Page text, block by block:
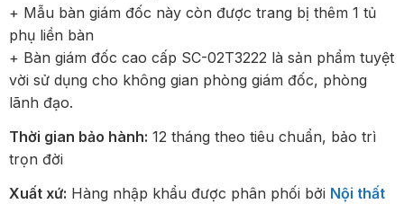
+ Mẫu bàn giám đốc này còn được trang bị thêm 1 tủ
phụ liền bàn
+ Bàn giám đốc cao cấp SC-02T3222 là sản phẩm tuyệt
vời sử dụng cho không gian phòng giám đốc, phòng
lãnh đạo.
Thời gian bảo hành: 12 tháng theo tiêu chuẩn, bảo trì
trọn đời
Xuất xứ: Hàng nhập khẩu được phân phối bởi Nội thất